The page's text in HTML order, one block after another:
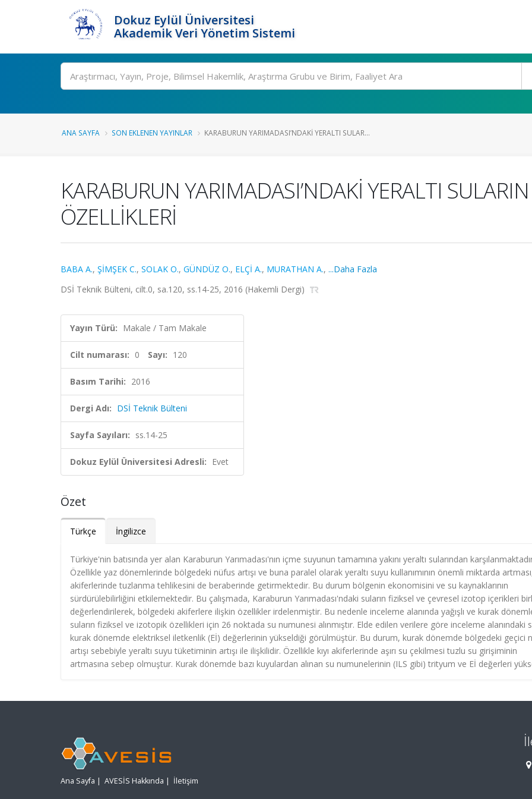
Dokuz Eylül Üniversitesi
Akademik Veri Yönetim Sistemi
Ara
ANA SAYFA SON EKLENEN YAYINLAR KARABURUN YARIMADASI’NDAKİ YERALTI SULAR...
KARABURUN YARIMADASI’NDAKİ YERALTI
ÖZELLİKLERİ
BABA A., ŞİMŞEK C., SOLAK O., GÜNDÜZ O., ELÇİ A., MURATHAN A., ...Daha Fazla
DSİ Teknik Bülteni, cilt.0, sa.120, ss.14-25, 2016 (Hakemli Dergi)
Yayın Türü: Makale / Tam Makale
Cilt numarası: 0 Sayı: 120
Basım Tarihi: 2016
Dergi Adı: DSİ Teknik Bülteni
Sayfa Sayıları: ss.14-25
Dokuz Eylül Üniversitesi Adresli: Evet
Özet
Türkçe İngilizce
Türkiye'nin batısında yer alan Karaburun Yarımadası'nın içme suyunun tamamına yakını yeraltı sularından
Özellikle yaz dönemlerinde bölgedeki nüfus artışı ve buna paralel olarak yeraltı suyu kullanımının önemli miktarda artması,
akiferlerinde tuzlanma tehlikesini de beraberinde getirmektedir. Bu durum bölgenin ekonomisini ve su kaynaklarının
sürdürülebilirliğini etkilemektedir. Bu çalışmada, Karaburun Yarımadası'ndaki suların fiziksel ve çevresel izotop içerikleri
değerlendirilerek, bölgedeki akiferlere ilişkin özellikler irdelenmiştir. Bu nedenle inceleme alanında yağışlı ve kurak
suların fiziksel ve izotopik özellikleri için 26 noktada su numunesi alınmıştır. Elde edilen verilere göre inceleme alanındaki
kurak dönemde elektriksel iletkenlik (Eİ) değerlerinin yükseldiği görülmüştür. Bu durum, kurak dönemde bölgedeki geçici
artışı sebebiyle yeraltı suyu tüketiminin artışı ile ilişkilidir. Özellikle kıyı akiferlerinde aşırı su çekilmesi tuzlu su girişiminin
artmasına sebep olmuştur. Kurak dönemde bazı kuyulardan alınan su numunelerinin (ILS gibi) trityum ve Eİ değerleri
Ana Sayfa | AVESİS Hakkında | İletişim